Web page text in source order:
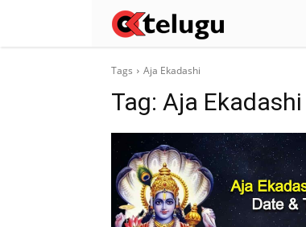
Tags Aja Ekadashi
Tag: Aja Ekadashi